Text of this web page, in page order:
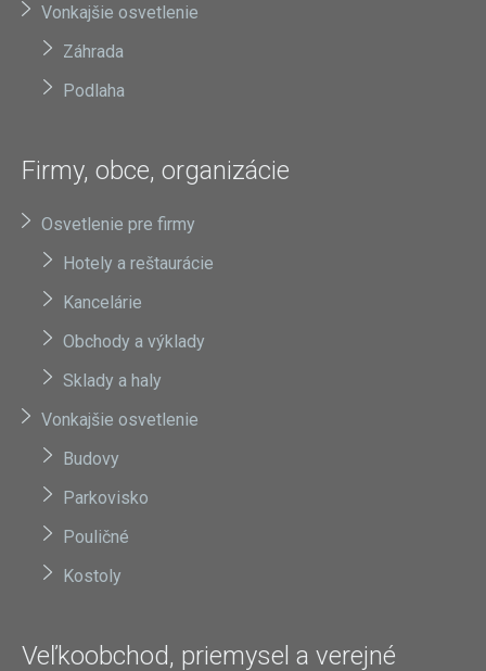
Vonkajšie osvetlenie
Záhrada
Podlaha
Firmy, obce, organizácie
Osvetlenie pre firmy
Hotely a reštaurácie
Kancelárie
Obchody a výklady
Sklady a haly
Vonkajšie osvetlenie
Budovy
Parkovisko
Pouličné
Kostoly
Veľkoobchod, priemysel a verejné